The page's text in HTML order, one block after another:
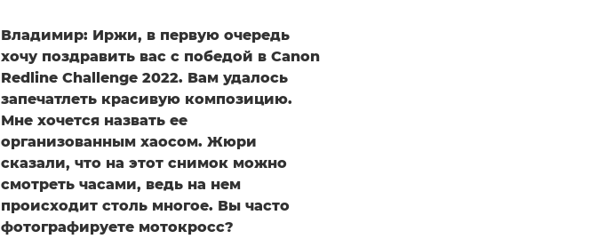
Владимир: Иржи, в первую очередь
хочу поздравить вас с победой в Canon
Redline Challenge 2022. Вам удалось
запечатлеть красивую композицию.
Мне хочется назвать ее
организованным хаосом. Жюри
сказали, что на этот снимок можно
смотреть часами, ведь на нем
происходит столь многое. Вы часто
фотографируете мотокросс?